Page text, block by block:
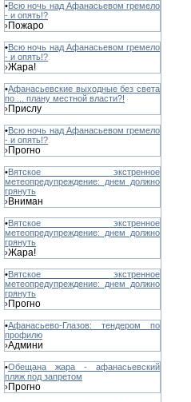
•Всю ночь над Афанасьевом гремело
- и опять!?
›Пожаро
•Всю ночь над Афанасьевом гремело
- и опять!?
›Жара!
•Афанасьевские выходные без света
по ... плану местной власти?!
›Прислу
•Всю ночь над Афанасьевом гремело
- и опять!?
›Прогно
•Вятское экстренное
метеопредупреждение: днем должно
грянуть
›Вниман
•Вятское экстренное
метеопредупреждение: днем должно
грянуть
›Жара!
•Вятское экстренное
метеопредупреждение: днем должно
грянуть
›Прогно
•Афанасьево-Глазов: тендером по
профилю
›Админи
•Обещана жара - афанасьевский
пляж под запретом
›Прогно